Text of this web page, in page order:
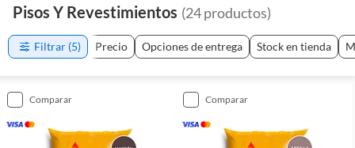
Pisos Y Revestimientos (24productos)
Filtrar (5) Precio Opciones de entrega Stock en tienda
comparar comparar